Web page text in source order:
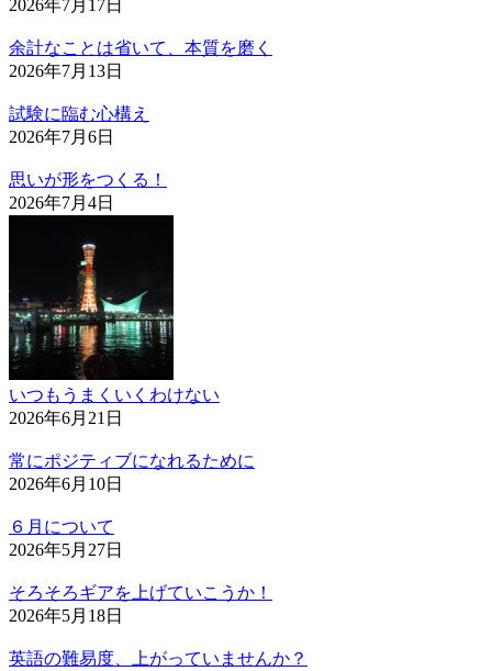
2026年7月17日
余計なことは省いて、本質を磨く
2026年7月13日
試験に臨む心構え
2026年7月6日
思いが形をつくる！
2026年7月4日
いつもうまくいくわけない
2026年6月21日
常にポジティブになれるために
2026年6月10日
６月について
2026年5月27日
そろそろギアを上げていこうか！
2026年5月18日
英語の難易度、上がっていませんか？